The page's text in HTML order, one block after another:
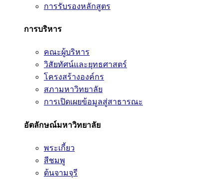
การรับรองหลักสูตร
การบริหาร
คณะผู้บริหาร
วิสัยทัศน์และยุทธศาสตร์
โครงสร้างองค์กร
สภามหาวิทยาลัย
การเปิดเผยข้อมูลสู่สาธารณะ
อัตลักษณ์มหาวิทยาลัย
พระเกี้ยว
สีชมพู
ต้นจามจุรี